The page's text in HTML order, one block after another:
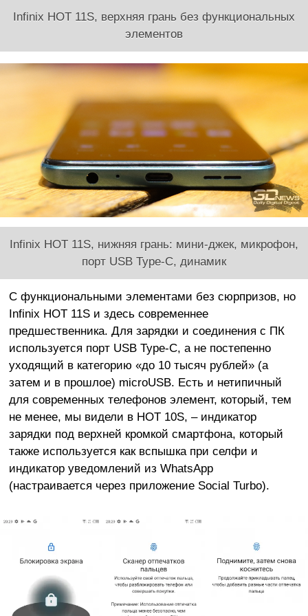
Infinix HOT 11S, верхняя грань без функциональных
элементов
Infinix HOT 11S, нижняя грань: мини-джек, микрофон,
порт USB Type-C, динамик
С функциональными элементами без сюрпризов, но
Infinix HOT 11S и здесь современнее
предшественника. Для зарядки и соединения с ПК
используется порт USB Type-C, а не постепенно
уходящий в категорию «до 10 тысяч рублей» (а
затем и в прошлое) microUSB. Есть и нетипичный
для современных телефонов элемент, который, тем
не менее, мы видели в HOT 10S, – индикатор
зарядки под верхней кромкой смартфона, который
также используется как вспышка при селфи и
индикатор уведомлений из WhatsApp
(настраивается через приложение Social Turbo).